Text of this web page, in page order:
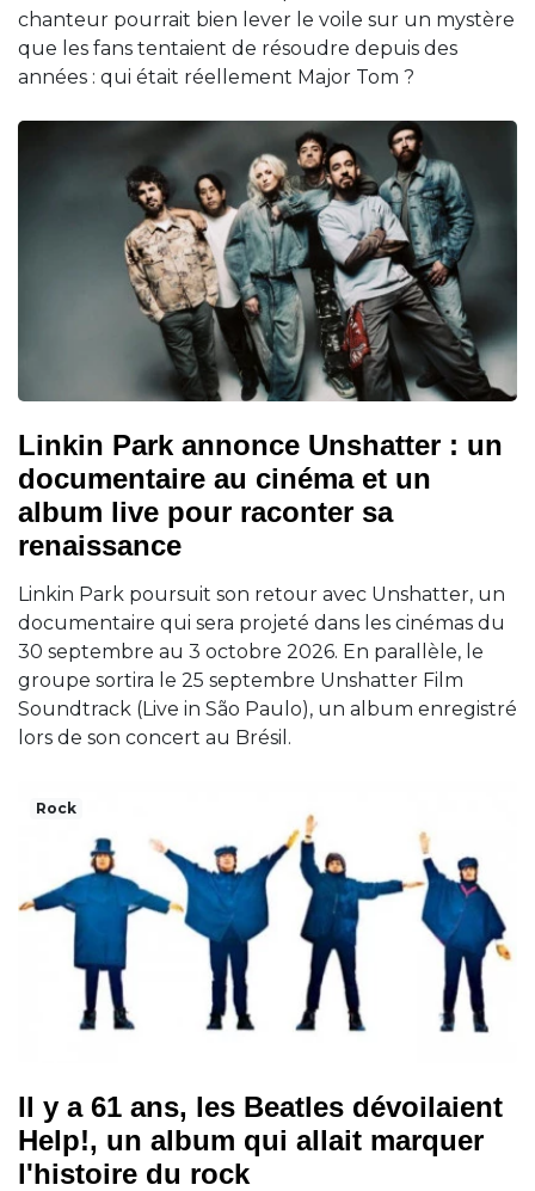
chanteur pourrait bien lever le voile sur un mystère
que les fans tentaient de résoudre depuis des
années : qui était réellement Major Tom ?
Linkin Park annonce Unshatter : un
documentaire au cinéma et un
album live pour raconter sa
renaissance
Linkin Park poursuit son retour avec Unshatter, un
documentaire qui sera projeté dans les cinémas du
30 septembre au 3 octobre 2026. En parallèle, le
groupe sortira le 25 septembre Unshatter Film
Soundtrack (Live in São Paulo), un album enregistré
lors de son concert au Brésil.
Rock
Il y a 61 ans, les Beatles dévoilaient
Help!, un album qui allait marquer
l'histoire du rock